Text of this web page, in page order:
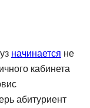
начинается не
кабинета
абитуриент